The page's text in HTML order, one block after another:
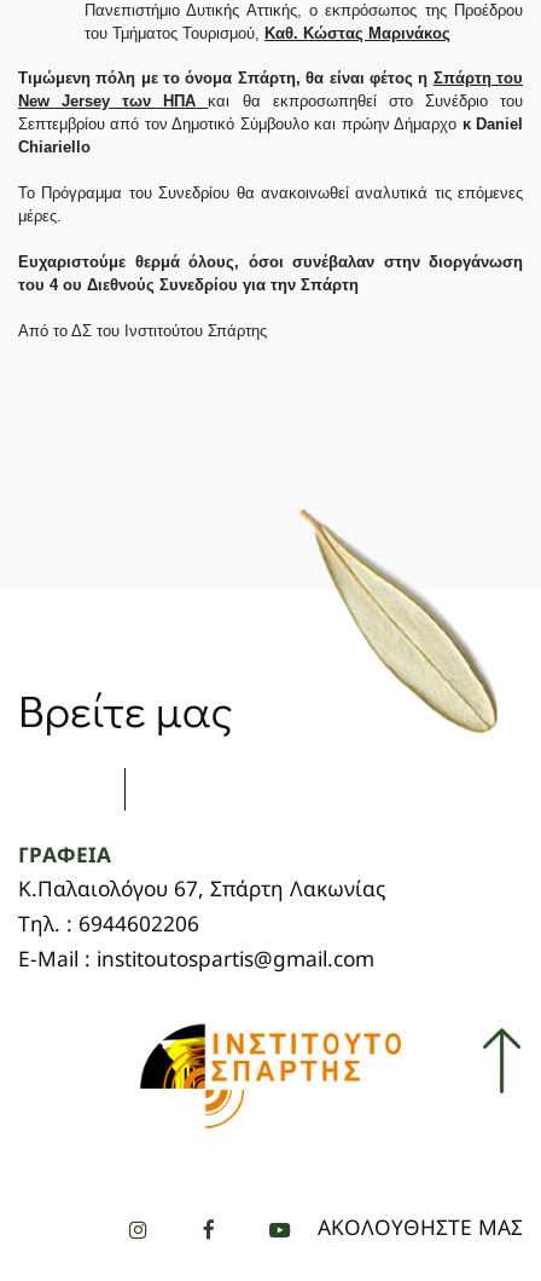
Πανεπιστήμιο Δυτικής Αττικής, ο εκπρόσωπος της Προέδρου
του Τμήματος Τουρισμού, Καθ. Κώστας Μαρινάκος
Τιμώμενη πόλη με το όνομα Σπάρτη, θα είναι φέτος η Σπάρτη του
New Jersey των ΗΠΑ
και θα εκπροσωπηθεί στο Συνέδριο του
Σεπτεμβρίου από τον Δημοτικό Σύμβουλο και πρώην Δήμαρχο κ Daniel
Chiariello
Το Πρόγραμμα του Συνεδρίου θα ανακοινωθεί αναλυτικά τις επόμενες
μέρες.
Ευχαριστούμε θερμά όλους, όσοι συνέβαλαν στην διοργάνωση
του 4 ου Διεθνούς Συνεδρίου για την Σπάρτη
Από το ΔΣ του Ινστιτούτου Σπάρτης
Βρείτε μας
ΓΡΑΦΕΙΑ
Κ.Παλαιολόγου 67, Σπάρτη Λακωνίας
Τηλ. : 6944602206
E-Mail : institoutospartis@gmail.com
ΑΚΟΛΟΥΘΗΣΤΕ ΜΑΣ